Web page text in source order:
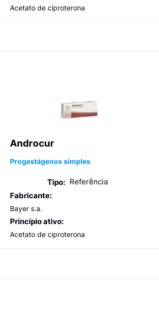
Acetato de ciproterona
Androcur
Progestágenos simples
Tipo: Referência
Fabricante:
Bayer s.a.
Princípio ativo:
Acetato de ciproterona